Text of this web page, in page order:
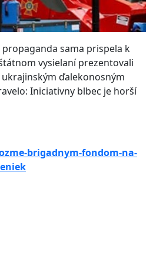
sama prispela k
vysielaní prezentovali
ďalekonosným
Iniciativny blbec je horší
brigadnym-fondom-na-